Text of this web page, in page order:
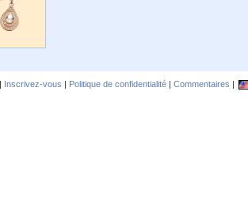
| Inscrivez-vous | Politique de confidentialité | Commentaires |